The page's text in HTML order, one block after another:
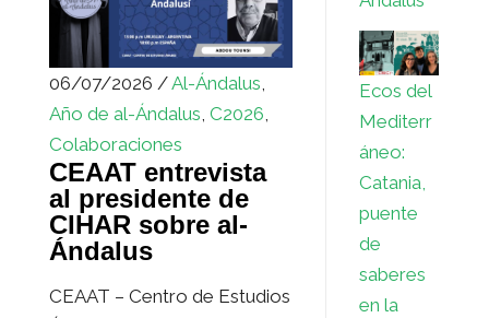
06/07/2026 /Al-Ándalus,
Año de al-Ándalus, C2026,
Colaboraciones
CEAAT entrevista
al presidente de
CIHAR sobre al-
Ándalus
CEAAT – Centro de Estudios
Ecos del
Mediterr
áneo:
Catania,
puente
de
saberes
en la